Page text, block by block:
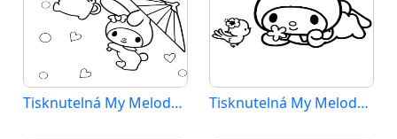
Tisknutelná My Melody Obrázek pro Děti Tisknutelná My Melody Obrázek